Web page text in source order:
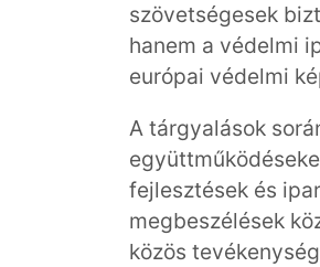
szövetségesek
hanem a védelmi
európai védelmi
A tárgyalások
fejlesztések és
megbeszélések
közös